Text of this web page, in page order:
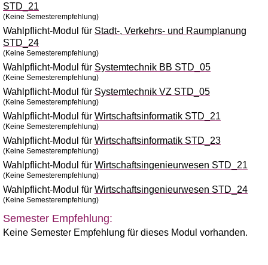
STD_21
(Keine Semesterempfehlung)
Wahlpflicht-Modul für Stadt-, Verkehrs- und Raumplanung
STD_24
(Keine Semesterempfehlung)
Wahlpflicht-Modul für Systemtechnik BB STD_05
(Keine Semesterempfehlung)
Wahlpflicht-Modul für Systemtechnik VZ STD_05
(Keine Semesterempfehlung)
Wahlpflicht-Modul für Wirtschaftsinformatik STD_21
(Keine Semesterempfehlung)
Wahlpflicht-Modul für Wirtschaftsinformatik STD_23
(Keine Semesterempfehlung)
Wahlpflicht-Modul für Wirtschaftsingenieurwesen STD_21
(Keine Semesterempfehlung)
Wahlpflicht-Modul für Wirtschaftsingenieurwesen STD_24
(Keine Semesterempfehlung)
Semester Empfehlung:
Keine Semester Empfehlung für dieses Modul vorhanden.